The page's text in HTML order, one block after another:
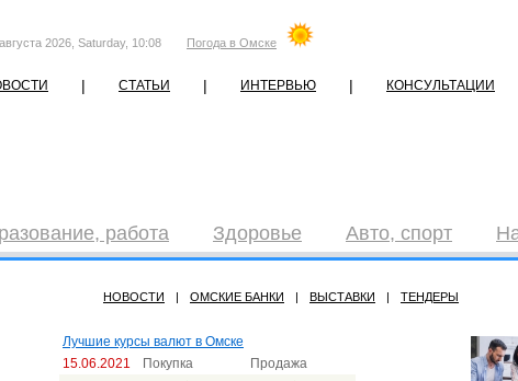
2026, Saturday, 10:08 Погода в Омске
| СТАТЬИ | ИНТЕРВЬЮ | КОНСУЛЬТАЦИИ
работа Здоровье Авто, спорт
НОВОСТИ | ОМСКИЕ БАНКИ | ВЫСТАВКИ | ТЕНДЕРЫ
Лучшие курсы валют в Омске
15.06.2021
Покупка Продажа